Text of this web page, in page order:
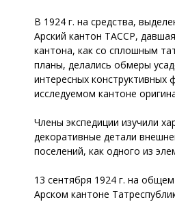
В 1924 г. на средства,
Арский кантон ТАССР,
кантона, как со сплошным
планы, делались обмеры
интересных
исследуемом кантоне
Члены экспедиции изучили
декоративные детали
поселений, как одного из
13 сентября 1924 г. на
Арском кантоне